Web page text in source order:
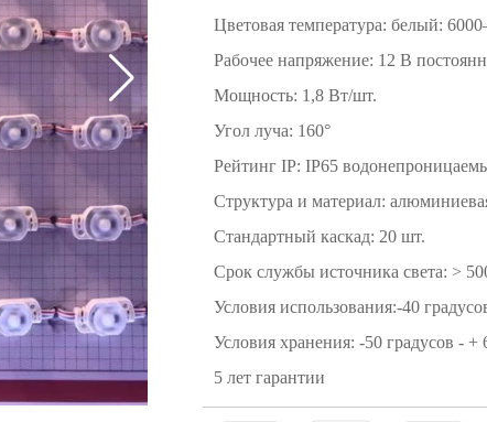
Цветовая температура: белый:
Рабочее напряжение: 12 В
Мощность: 1,8 Вт/шт.
Угол луча: 160°
Рейтинг IP: IP65
Структура и материал:
Стандартный каскад: 20 шт.
Срок службы источника света: >
Условия использования:-40
Условия хранения: -50 градусов -
5 лет гарантии